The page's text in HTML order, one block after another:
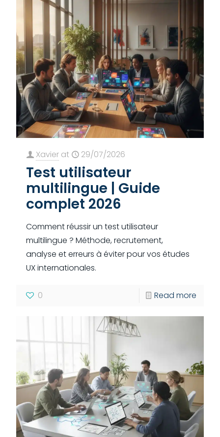
Xavier at 29/07/2026
Test utilisateur
multilingue | Guide
complet 2026
Comment réussir un test utilisateur
multilingue ? Méthode, recrutement,
analyse et erreurs à éviter pour vos études
UX internationales.
0 Read more